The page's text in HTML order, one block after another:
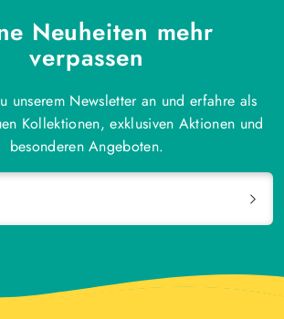
Neuheiten mehr
verpassen
unserem Newsletter an und erfahre als
Kollektionen, exklusiven Aktionen und
besonderen Angeboten.